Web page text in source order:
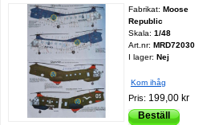
Fabrikat: Moose
Republic
Skala: 1/48
Art.nr: MRD72030
I lager: Nej
Kom ihåg
Pris: 199,00 kr
Beställ